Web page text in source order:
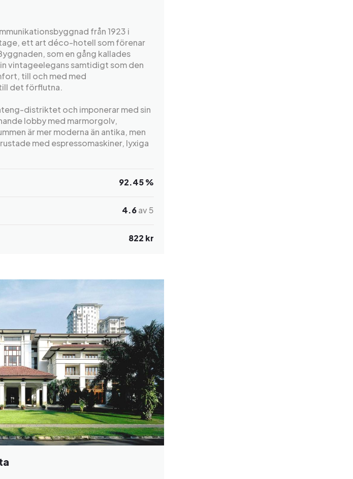
från 1923 i
ett art déco-hotell som förenar
som en gång kallades
vintageelegans samtidigt som den
till och med med
det förflutna.
distriktet och imponerar med sin
lobby med marmorgolv,
är mer moderna än antika, men
med espressomaskiner, lyxiga
92.45 %
4.6av 5
822 kr